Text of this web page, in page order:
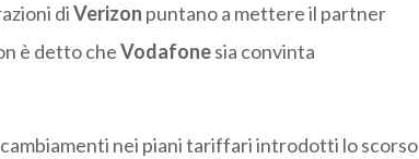
diVerizon puntano a mettere il partner
è detto cheVodafonesia convinta
nei piani tariffari introdotti lo scorso